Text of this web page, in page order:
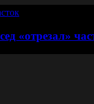
«отрезал»